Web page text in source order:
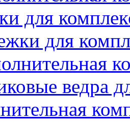
для
для
ведра